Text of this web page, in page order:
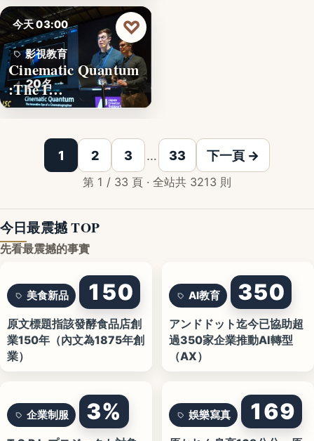
今天 03:00
影視教育
20名
Cinematic Quantum
:The I…
♡
1 2 3 … 33 下一頁 →
第 1 / 33 頁 · 全站共 3213 則
今日最震撼 TOP
先看最震撼的事實
美食新品 150
原文標題指該發酵食品店創
業150年（內文為1875年創
業）
AI教育 350
アンドドット迄今已協助超
過350家企業推動AI轉型
（AX）
企業制服 3% 娛樂寫真 169